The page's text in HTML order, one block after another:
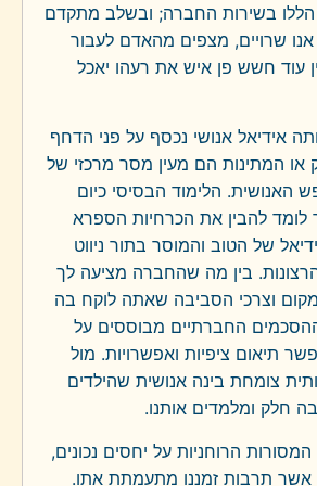
הללו בשירות החברה; ובשלב מתקדם
אנו שרויים, מצפים מהאדם לעבור
עוד חשש פן איש את רעהו יאכל
אידיאל אנושי נכסף על פני הדחף
או המתינות הם מעין מסר מרכזי של
האנושית. הלימוד הבסיסי כיום
לומד להבין את הכרחיות הספרא
של הטוב והמוסר בתור ניווט
בין מה שהחברה מציעה לך
וצרכי הסביבה שאתה לוקח בה
החברתיים מבוססים על
תיאום ציפיות ואפשרויות. מול
צומחת בינה אנושית שהילדים
חלק ומלמדים אותנו.
הרוחניות על יחסים נכונים,
אשר תרבות זמננו מתעמתת אתו.